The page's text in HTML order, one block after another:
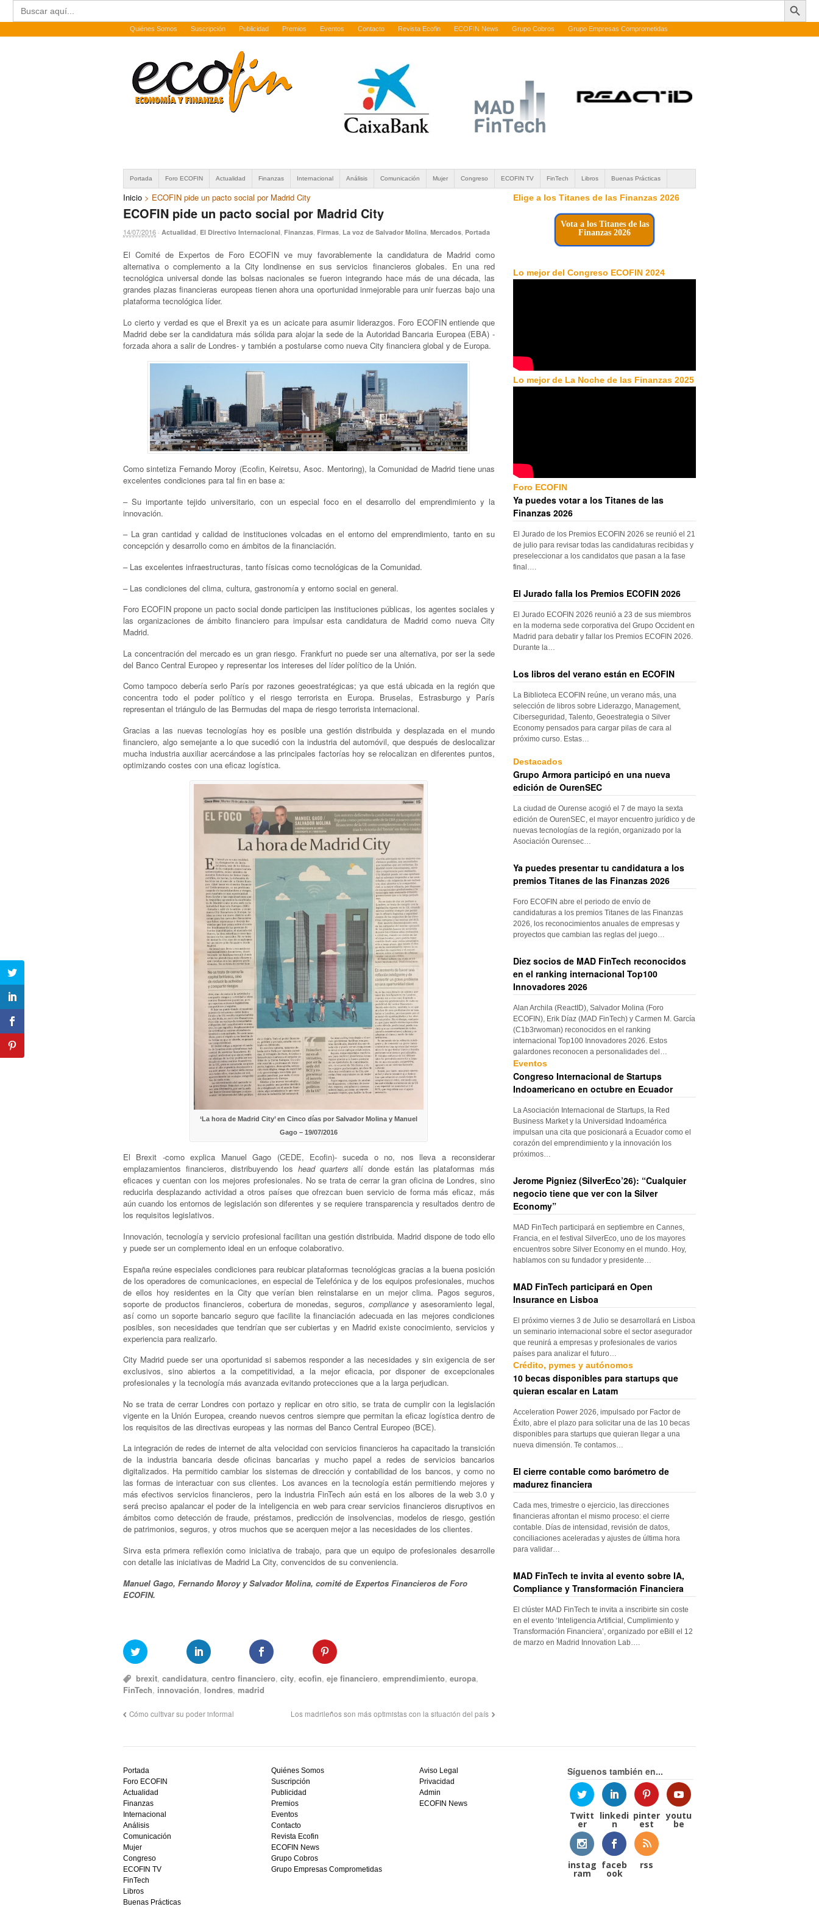
Buscar:
Quiénes Somos Suscripción Publicidad Premios Eventos Contacto Revista Ecofin ECOFIN News Grupo Cobros Grupo Empresas Comprometidas
Portada Foro ECOFIN Actualidad Finanzas Internacional Análisis Comunicación Mujer Congreso ECOFIN TV FinTech Libros Buenas Prácticas
Inicio > ECOFIN pide un pacto social por Madrid City
ECOFIN pide un pacto social por Madrid City
14/07/2016 · Actualidad El Directivo Internacional Finanzas Firmas La voz de Salvador Molina Mercados Portada
El Comité de Expertos de Foro ECOFIN ve muy favorablemente la candidatura de Madrid como
alternativa o complemento a la City londinense en sus servicios financieros globales. En una red
tecnológica universal donde las bolsas nacionales se fueron integrando hace más de una década, las
grandes plazas financieras europeas tienen ahora una oportunidad inmejorable para unir fuerzas bajo una
plataforma tecnológica líder.
Lo cierto y verdad es que el Brexit ya es un acicate para asumir liderazgos. Foro ECOFIN entiende que
Madrid debe ser la candidatura más sólida para alojar la sede de la Autoridad Bancaria Europea (EBA) -
forzada ahora a salir de Londres- y también a postularse como nueva City financiera global y de Europa.
Como sintetiza Fernando Moroy (Ecofin, Keiretsu, Asoc. Mentoring), la Comunidad de Madrid tiene unas
excelentes condiciones para tal fin en base a:
– Su importante tejido universitario, con un especial foco en el desarrollo del emprendimiento y la
innovación.
– La gran cantidad y calidad de instituciones volcadas en el entorno del emprendimiento, tanto en su
concepción y desarrollo como en ámbitos de la financiación.
– Las excelentes infraestructuras, tanto físicas como tecnológicas de la Comunidad.
– Las condiciones del clima, cultura, gastronomía y entorno social en general.
Foro ECOFIN propone un pacto social donde participen las instituciones públicas, los agentes sociales y
las organizaciones de ámbito financiero para impulsar esta candidatura de Madrid como nueva City
Madrid.
La concentración del mercado es un gran riesgo. Frankfurt no puede ser una alternativa, por ser la sede
del Banco Central Europeo y representar los intereses del líder político de la Unión.
Como tampoco debería serlo París por razones geoestratégicas; ya que está ubicada en la región que
concentra todo el poder político y el riesgo terrorista en Europa. Bruselas, Estrasburgo y París
representan el triángulo de las Bermudas del mapa de riesgo terrorista internacional.
Gracias a las nuevas tecnologías hoy es posible una gestión distribuida y desplazada en el mundo
financiero, algo semejante a lo que sucedió con la industria del automóvil, que después de deslocalizar
mucha industria auxiliar acercándose a las principales factorías hoy se relocalizan en diferentes puntos,
optimizando costes con una eficaz logística.
‘La hora de Madrid City’ en Cinco días por Salvador Molina y Manuel
Gago – 19/07/2016
El Brexit -como explica Manuel Gago (CEDE, Ecofin)- suceda o no, nos lleva a reconsiderar
emplazamientos financieros, distribuyendo los head quarters allí donde están las plataformas más
eficaces y cuentan con los mejores profesionales. No se trata de cerrar la gran oficina de Londres, sino
reducirla desplazando actividad a otros países que ofrezcan buen servicio de forma más eficaz, más
aún cuando los entornos de legislación son diferentes y se requiere transparencia y resultados dentro de
los requisitos legislativos.
Innovación, tecnología y servicio profesional facilitan una gestión distribuida. Madrid dispone de todo ello
y puede ser un complemento ideal en un enfoque colaborativo.
España reúne especiales condiciones para reubicar plataformas tecnológicas gracias a la buena posición
de los operadores de comunicaciones, en especial de Telefónica y de los equipos profesionales, muchos
de ellos hoy residentes en la City que verían bien reinstalarse en un mejor clima. Pagos seguros,
soporte de productos financieros, cobertura de monedas, seguros,compliance y asesoramiento legal,
así como un soporte bancario seguro que facilite la financiación adecuada en las mejores condiciones
posibles, son necesidades que tendrían que ser cubiertas y en Madrid existe conocimiento, servicios y
experiencia para realizarlo.
City Madrid puede ser una oportunidad si sabemos responder a las necesidades y sin exigencia de ser
exclusivos, sino abiertos a la competitividad, a la mejor eficacia, por disponer de excepcionales
profesionales y la tecnología más avanzada evitando protecciones que a la larga perjudican.
No se trata de cerrar Londres con portazo y replicar en otro sitio, se trata de cumplir con la legislación
vigente en la Unión Europea, creando nuevos centros siempre que permitan la eficaz logística dentro de
los requisitos de las directivas europeas y las normas del Banco Central Europeo (BCE).
La integración de redes de internet de alta velocidad con servicios financieros ha capacitado la transición
de la industria bancaria desde oficinas bancarias y mucho papel a redes de servicios bancarios
digitalizados. Ha permitido cambiar los sistemas de dirección y contabilidad de los bancos, y como no
las formas de interactuar con sus clientes. Los avances en la tecnología están permitiendo mejores y
más efectivos servicios financieros, pero la industria FinTech aún está en los albores de la web 3.0 y
será preciso apalancar el poder de la inteligencia en web para crear servicios financieros disruptivos en
ámbitos como detección de fraude, préstamos, predicción de insolvencias, modelos de riesgo, gestión
de patrimonios, seguros, y otros muchos que se acerquen mejor a las necesidades de los clientes.
Sirva esta primera reflexión como iniciativa de trabajo, para que un equipo de profesionales desarrolle
con detalle las iniciativas de Madrid La City, convencidos de su conveniencia.
Manuel Gago, Fernando Moroy y Salvador Molina, comité de Expertos Financieros de Foro
ECOFIN.
brexit,candidatura,centro financiero,city,ecofin,eje financiero,emprendimiento,europa,
FinTech, innovación, londres, madrid
Cómo cultivar su poder informal Los madrileños son más optimistas con la situación del país
Elige a los Titanes de las Finanzas 2026
Vota a los Titanes de las
Finanzas 2026
Lo mejor del Congreso ECOFIN 2024
Lo mejor de La Noche de las Finanzas 2025
Foro ECOFIN
Ya puedes votar a los Titanes de las
Finanzas 2026
El Jurado de los Premios ECOFIN 2026 se reunió el 21
de julio para revisar todas las candidaturas recibidas y
preseleccionar a los candidatos que pasan a la fase
final….
El Jurado falla los Premios ECOFIN 2026
El Jurado ECOFIN 2026 reunió a 23 de sus miembros
en la moderna sede corporativa del Grupo Occident en
Madrid para debatir y fallar los Premios ECOFIN 2026.
Durante la…
Los libros del verano están en ECOFIN
La Biblioteca ECOFIN reúne, un verano más, una
selección de libros sobre Liderazgo, Management,
Ciberseguridad, Talento, Geoestrategia o Silver
Economy pensados para cargar pilas de cara al
próximo curso. Estas…
Destacados
Grupo Armora participó en una nueva
edición de OurenSEC
La ciudad de Ourense acogió el 7 de mayo la sexta
edición de OurenSEC, el mayor encuentro jurídico y de
nuevas tecnologías de la región, organizado por la
Asociación Ourensec…
Ya puedes presentar tu candidatura a los
premios Titanes de las Finanzas 2026
Foro ECOFIN abre el periodo de envío de
candidaturas a los premios Titanes de las Finanzas
2026, los reconocimientos anuales de empresas y
proyectos que cambian las reglas del juego…
Diez socios de MAD FinTech reconocidos
en el ranking internacional Top100
Innovadores 2026
Alan Archila (ReactID), Salvador Molina (Foro
ECOFIN), Erik Díaz (MAD FinTech) y Carmen M. García
(C1b3rwoman) reconocidos en el ranking
internacional Top100 Innovadores 2026. Estos
galardones reconocen a personalidades del…
Eventos
Congreso Internacional de Startups
Indoamericano en octubre en Ecuador
La Asociación Internacional de Startups, la Red
Business Market y la Universidad Indoamérica
impulsan una cita que posicionará a Ecuador como el
corazón del emprendimiento y la innovación los
próximos…
Jerome Pigniez (SilverEco’26): “Cualquier
negocio tiene que ver con la Silver
Economy”
MAD FinTech participará en septiembre en Cannes,
Francia, en el festival SilverEco, uno de los mayores
encuentros sobre Silver Economy en el mundo. Hoy,
hablamos con su fundador y presidente…
MAD FinTech participará en Open
Insurance en Lisboa
El próximo viernes 3 de Julio se desarrollará en Lisboa
un seminario internacional sobre el sector asegurador
que reunirá a empresas y profesionales de varios
países para analizar el futuro…
Crédito, pymes y autónomos
10 becas disponibles para startups que
quieran escalar en Latam
Acceleration Power 2026, impulsado por Factor de
Éxito, abre el plazo para solicitar una de las 10 becas
disponibles para startups que quieran llegar a una
nueva dimensión. Te contamos…
El cierre contable como barómetro de
madurez financiera
Cada mes, trimestre o ejercicio, las direcciones
financieras afrontan el mismo proceso: el cierre
contable. Días de intensidad, revisión de datos,
conciliaciones aceleradas y ajustes de última hora
para validar…
MAD FinTech te invita al evento sobre IA,
Compliance y Transformación Financiera
El clúster MAD FinTech te invita a inscribirte sin coste
en el evento ‘Inteligencia Artificial, Cumplimiento y
Transformación Financiera’, organizado por eBill el 12
de marzo en Madrid Innovation Lab….
mejor
bono
sin
depósito
casino
en
España,
visita
este
sitio
restaurantedonmauro.es
y
Portada
Foro ECOFIN
Actualidad
Finanzas
Internacional
Análisis
Comunicación
Mujer
Congreso
ECOFIN TV
FinTech
Libros
Buenas Prácticas
Quiénes Somos
Suscripción
Publicidad
Premios
Eventos
Contacto
Revista Ecofin
ECOFIN News
Grupo Cobros
Grupo Empresas Comprometidas
Aviso Legal
Privacidad
Admin
ECOFIN News
Síguenos también en...
Twitt
er
linkedi
n
pinter
est
youtu
be
instag
ram
faceb
ook
rss